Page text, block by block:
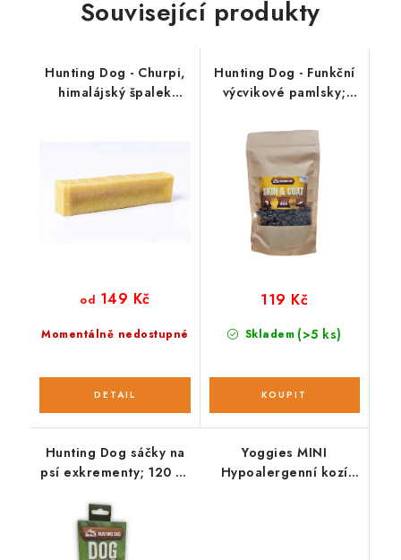
Související produkty
Hunting Dog - Churpi,
himalájský špalek
Momentálně nedostupné
od 149 Kč
Hunting Dog - Funkční
výcvikové pamlsky;
Skladem (>5 ks)
119 Kč
Hunting Dog sáčky na
psí exkrementy; 120 ks
Yoggies MINI
Hypoalergenní kozí